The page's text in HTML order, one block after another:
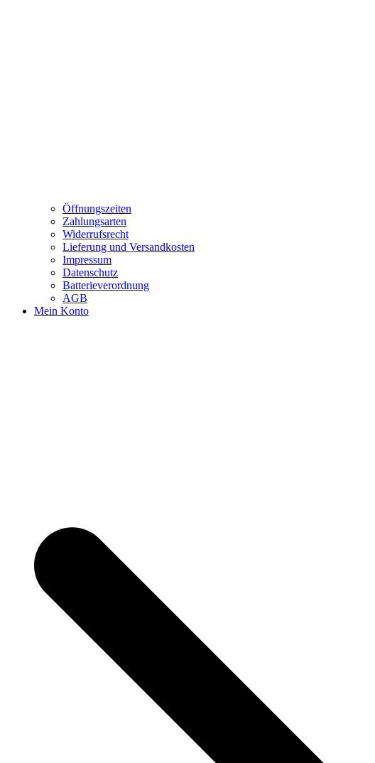
Öffnungszeiten
Zahlungsarten
Widerrufsrecht
Lieferung und Versandkosten
Impressum
Datenschutz
Batterieverordnung
AGB
Mein Konto